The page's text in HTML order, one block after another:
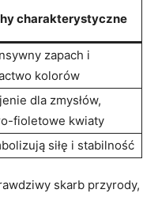
charakterystyczne
zapach i
kolorów
dla zmysłów,
fioletowe kwiaty
siłę i stabilność
skarb przyrody,